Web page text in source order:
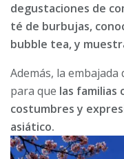
degustaciones de
té de burbujas,
bubble tea, y
Además, la
para que las familias
costumbres y
asiático.